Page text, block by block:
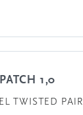
1,0
TWISTED PAIR